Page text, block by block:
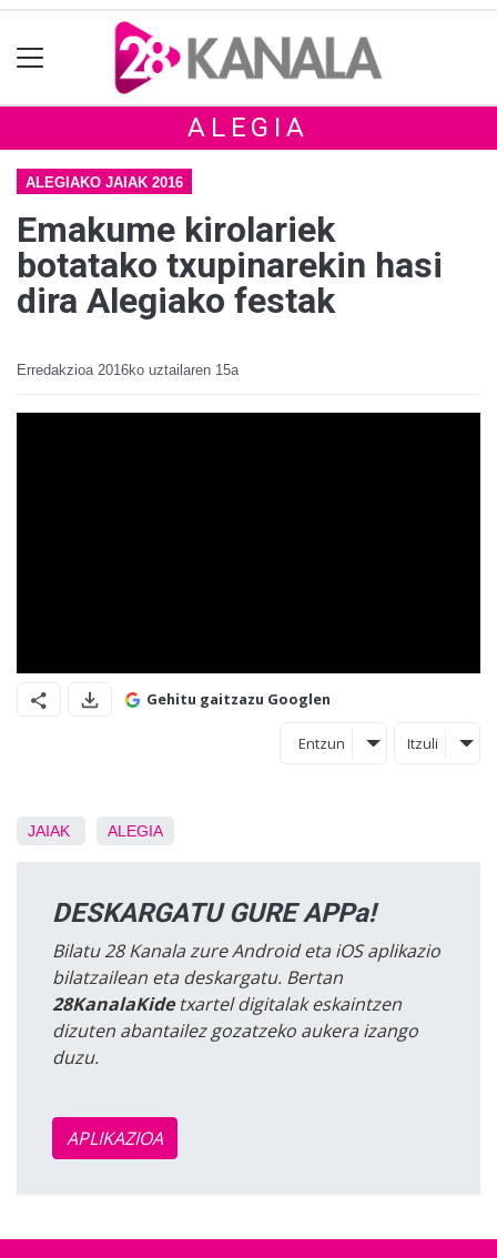
ALEGIA
ALEGIAKO JAIAK 2016
Emakume kirolariek
botatako txupinarekin hasi
dira Alegiako festak
Erredakzioa 2016ko uztailaren 15a
Gehitu gaitzazu Googlen
Entzun Itzuli
JAIAK ALEGIA
DESKARGATU GURE APPa!
Bilatu 28 Kanala zure Android eta iOS aplikazio
bilatzailean eta deskargatu. Bertan
28KanalaKidetxartel digitalak eskaintzen
dizuten abantailez gozatzeko aukera izango
duzu.
APLIKAZIOA